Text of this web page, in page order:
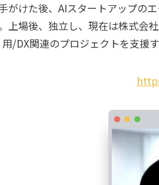
がけた後、AIスタートアップの
上場後、独立し、現在は株式会
用/DX関連のプロジェクトを支援